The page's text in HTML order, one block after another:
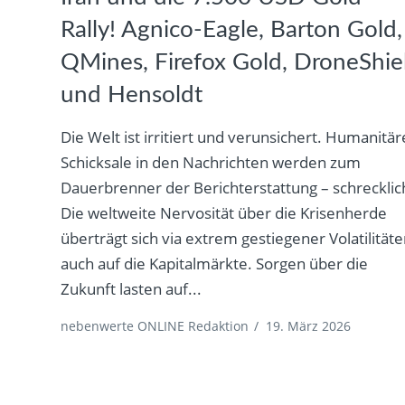
Rally! Agnico-Eagle, Barton Gold,
QMines, Firefox Gold,
und Hensoldt
Die Welt ist irritiert und verunsichert.
Schicksale in den Nachrichten werden zum
Dauerbrenner der Berichterstattung –
Die weltweite Nervosität über die Krisenherde
überträgt sich via extrem gestiegener
auch auf die Kapitalmärkte. Sorgen über die
Zukunft lasten auf...
nebenwerte ONLINE Redaktion / 19. März 2026